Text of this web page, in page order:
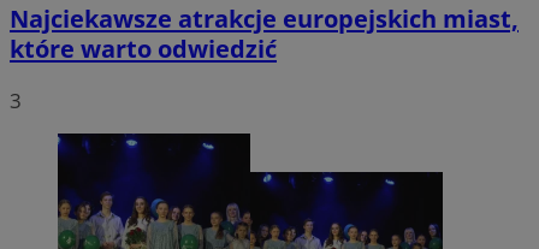
Najciekawsze atrakcje europejskich miast,
które warto odwiedzić
3